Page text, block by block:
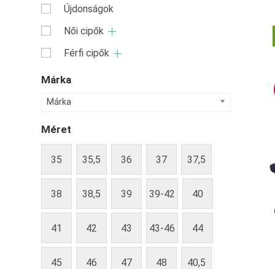
Újdonságok
Női cipők
Férfi cipők
Márka
Márka
Méret
35 35,5 36 37 37,5
38 38,5 39 39-42 40
41 42 43 43-46 44
45 46 47 48 40,5